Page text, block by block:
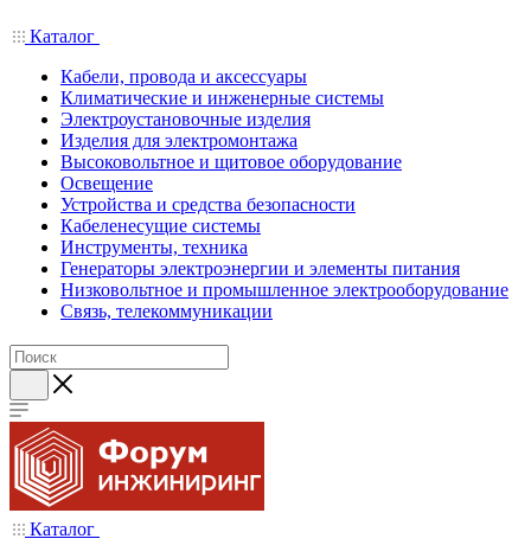
Каталог
Кабели, провода и аксессуары
Климатические и инженерные системы
Электроустановочные изделия
Изделия для электромонтажа
Высоковольтное и щитовое оборудование
Освещение
Устройства и средства безопасности
Кабеленесущие системы
Инструменты, техника
Генераторы электроэнергии и элементы питания
Низковольтное и промышленное электрооборудование
Связь, телекоммуникации
Каталог